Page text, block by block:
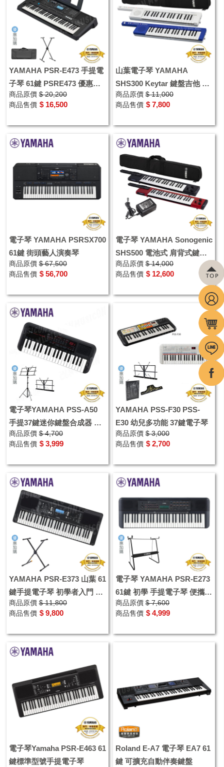
YAMAHA PSR-E473 手提電
子琴 61鍵 PSRE473 優惠加
購琴袋 電子琴架
商品原價 $ 20,200
商品售價 $ 16,500
山葉電子琴 YAMAHA
SHS300 Keytar 鍵盤吉他 肩
背式鍵盤 贈原廠攜行袋
商品原價 $ 11,000
商品售價 $ 7,800
電子琴 YAMAHA PSRSX700
61鍵 街頭藝人演奏琴
商品原價 $ 67,500
商品售價 $ 56,700
電子琴 YAMAHA Sonogenic
SHS500 電池式 肩背式鍵盤
贈原廠袋 原廠變壓器
商品原價 $ 14,000
商品售價 $ 12,600
電子琴YAMAHA PSS-A50
手提37鍵迷你鍵盤合成器 優
惠加購譜架
商品原價 $ 4,700
商品售價 $ 3,999
YAMAHA PSS-F30 PSS-
E30 幼兒多功能 37鍵電子琴
商品原價 $ 3,000
商品售價 $ 2,700
YAMAHA PSR-E373 山葉 61
鍵手提電子琴 初學者入門 贈
原廠變壓器 譜架
商品原價 $ 11,800
商品售價 $ 9,800
電子琴 YAMAHA PSR-E273
61鍵 初學 手提電子琴 便攜式
鍵盤 贈譜架.原廠變壓器
商品原價 $ 7,600
商品售價 $ 4,999
電子琴Yamaha PSR-E463 61
鍵標準型號手提電子琴
Roland E-A7 電子琴 EA7 61
鍵 可擴充自動伴奏鍵盤